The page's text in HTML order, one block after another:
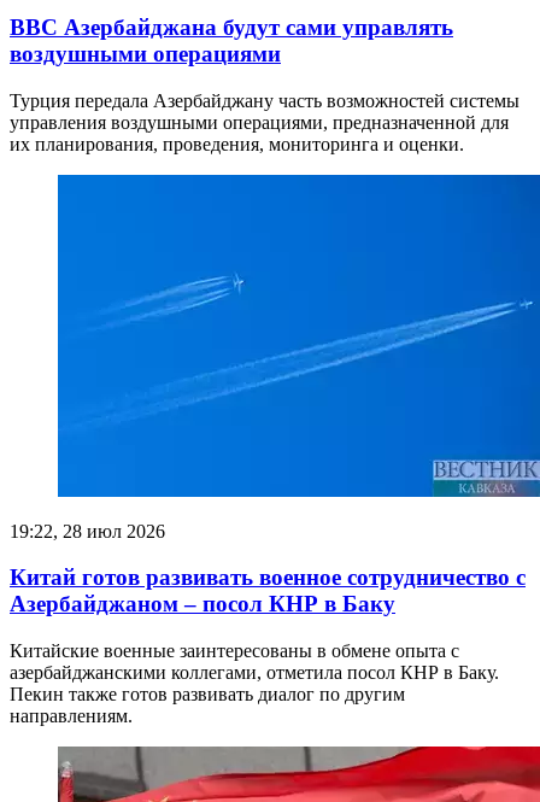
ВВС Азербайджана будут сами управлять
воздушными операциями
Турция передала Азербайджану часть возможностей системы
управления воздушными операциями, предназначенной для
их планирования, проведения, мониторинга и оценки.
19:22, 28 июл 2026
Китай готов развивать военное сотрудничество с
Азербайджаном – посол КНР в Баку
Китайские военные заинтересованы в обмене опыта с
азербайджанскими коллегами, отметила посол КНР в Баку.
Пекин также готов развивать диалог по другим
направлениям.